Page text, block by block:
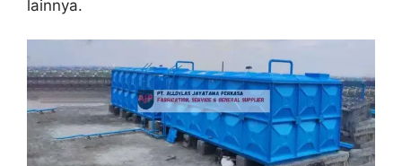
lainnya.